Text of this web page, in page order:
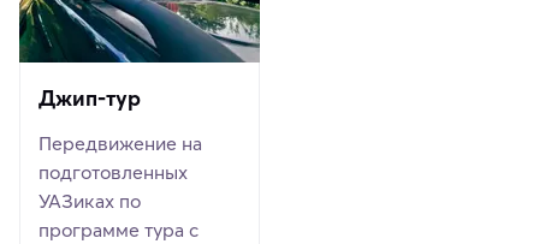
Джип-тур
Передвижение на
подготовленных
УАЗиках по
программе тура с